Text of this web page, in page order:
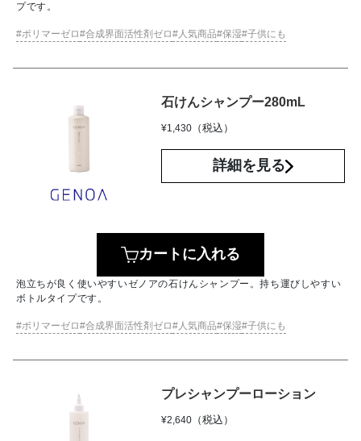
プです。
ポリマーゼロ 合成界面活性剤ゼロ 人気商品 保湿 子供にも
石けんシャンプー280mL
¥1,430 （税込）
詳細を見る
カートに入れる
泡立ちが良く使いやすいゼノアの石けんシャンプー。持ち運びしやすい
ボトルタイプです。
ポリマーゼロ 合成界面活性剤ゼロ 人気商品 保湿 子供にも
プレシャンプーローション
¥2,640 （税込）